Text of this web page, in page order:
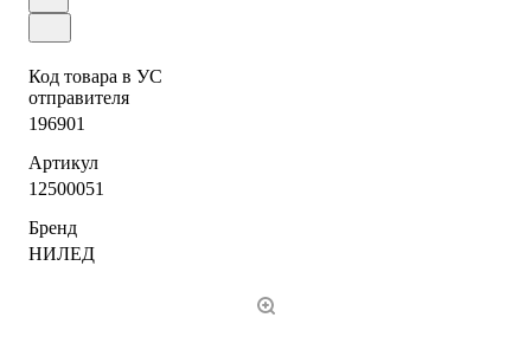
Код товара в УС
отправителя
196901
Артикул
12500051
Бренд
НИЛЕД